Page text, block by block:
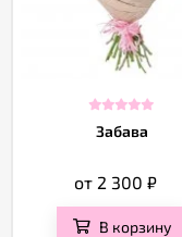
Забава
от 2 300₽
В корзину